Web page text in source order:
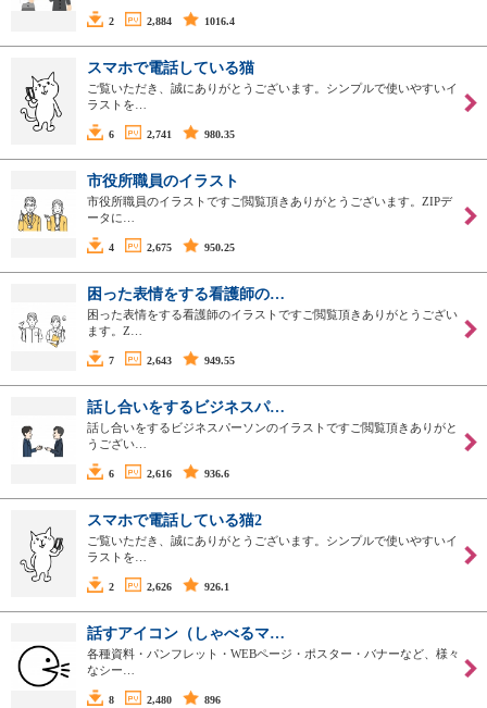
2 2,884 1016.4
スマホで電話している猫
ご覧いただき、誠にありがとうございます。シンプルで使いやすいイ
ラストを…
6 2,741 980.35
市役所職員のイラスト
市役所職員のイラストですご閲覧頂きありがとうございます。ZIPデ
ータに…
4 2,675 950.25
困った表情をする看護師の…
困った表情をする看護師のイラストですご閲覧頂きありがとうござい
ます。Z…
7 2,643 949.55
話し合いをするビジネスパ…
話し合いをするビジネスパーソンのイラストですご閲覧頂きありがと
うござい…
6 2,616 936.6
スマホで電話している猫2
ご覧いただき、誠にありがとうございます。シンプルで使いやすいイ
ラストを…
2 2,626 926.1
話すアイコン（しゃべるマ…
各種資料・パンフレット・WEBページ・ポスター・バナーなど、様々
なシー…
8 2,480 896